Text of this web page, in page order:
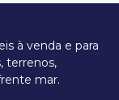
à venda e para
terrenos,
mar.